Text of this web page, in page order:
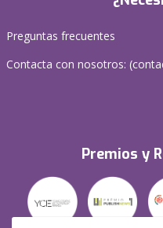
Preguntas frecuentes
Contacta con nosotros: (
Premios y